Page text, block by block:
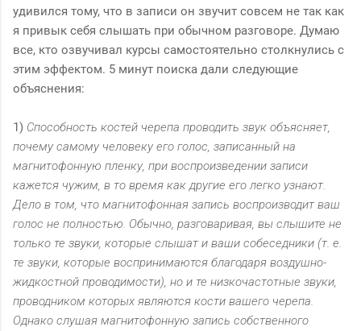
удивился тому, что в записи он звучит совсем не так как
я привык себя слышать при обычном разговоре. Думаю
все, кто озвучивал курсы самостоятельно столкнулись с
этим эффектом. 5 минут поиска дали следующие
объяснения:
1) Способность костей черепа проводить звук объясняет,
почему самому человеку его голос, записанный на
магнитофонную пленку, при воспроизведении записи
кажется чужим, в то время как другие его легко узнают.
Дело в том, что магнитофонная запись воспроизводит ваш
голос не полностью. Обычно, разговаривая, вы слышите не
только те звуки, которые слышат и ваши собеседники (т. е.
те звуки, которые воспринимаются благодаря воздушно-
жидкостной проводимости), но и те низкочастотные звуки,
проводником которых являются кости вашего черепа.
Однако слушая магнитофонную запись собственного